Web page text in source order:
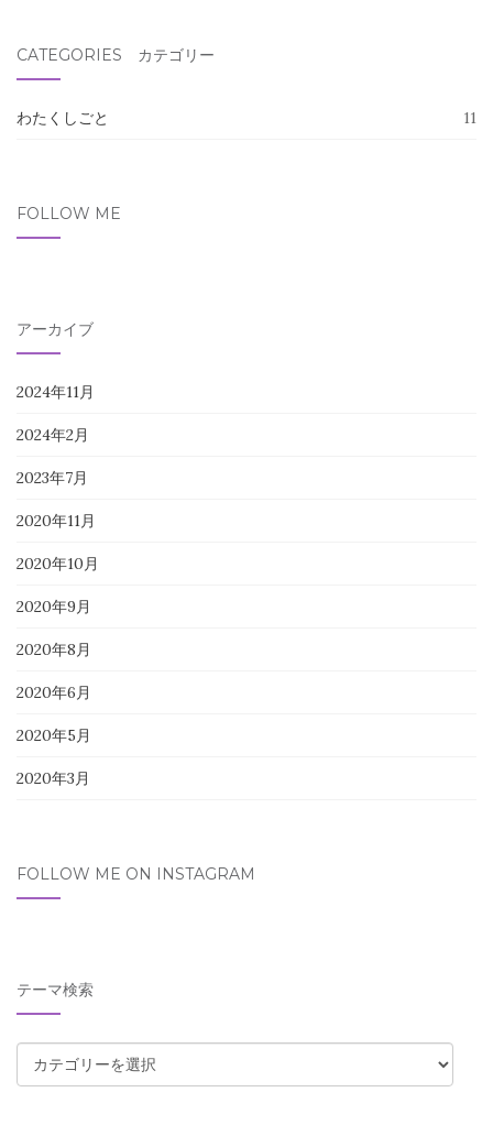
象:
CATEGORIES カテゴリー
わたくしごと 11
FOLLOW ME
アーカイブ
2024年11月
2024年2月
2023年7月
2020年11月
2020年10月
2020年9月
2020年8月
2020年6月
2020年5月
2020年3月
FOLLOW ME ON INSTAGRAM
テーマ検索
ー